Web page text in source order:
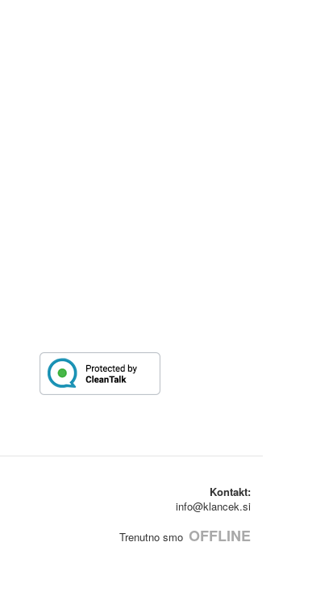
Kontakt:
info@klancek.si
Trenutno smo OFFLINE